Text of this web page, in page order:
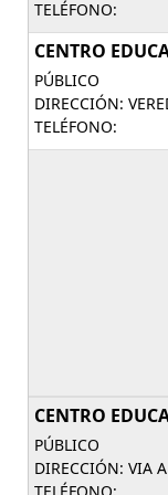
TELÉFONO:
CENTRO
PÚBLICO
DIRECCIÓN:
TELÉFONO:
CENTRO
PÚBLICO
DIRECCIÓN: VIA